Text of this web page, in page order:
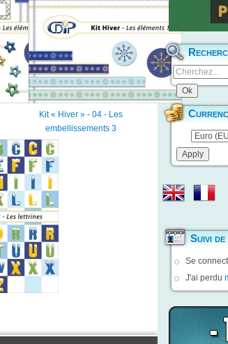
Kit « Hiver » - 04 - Les
embellissements 3
Suivi de
Se
J'ai perdu